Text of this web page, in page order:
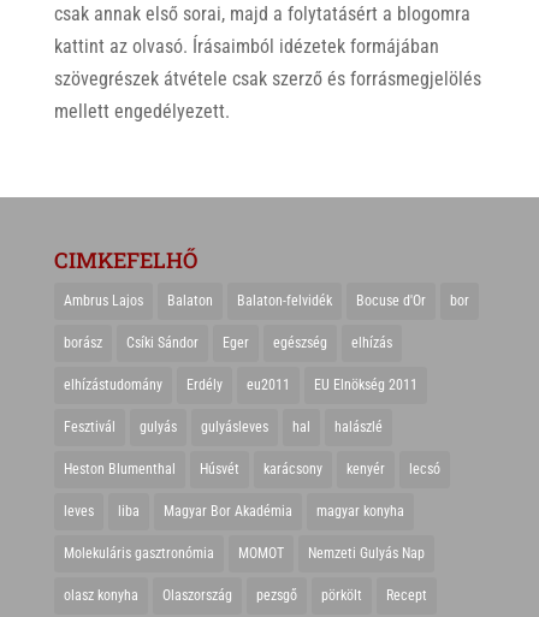
csak annak első sorai, majd a folytatásért a blogomra
kattint az olvasó. Írásaimból idézetek formájában
szövegrészek átvétele csak szerző és forrásmegjelölés
mellett engedélyezett.
CIMKEFELHŐ
Ambrus Lajos Balaton Balaton-felvidék Bocuse d'Or bor
borász Csíki Sándor Eger egészség elhízás
elhízástudomány Erdély eu2011 EU Elnökség 2011
Fesztivál gulyás gulyásleves hal halászlé
Heston Blumenthal Húsvét karácsony kenyér lecsó
leves liba Magyar Bor Akadémia magyar konyha
Molekuláris gasztronómia MOMOT Nemzeti Gulyás Nap
olasz konyha Olaszország pezsgő pörkölt Recept